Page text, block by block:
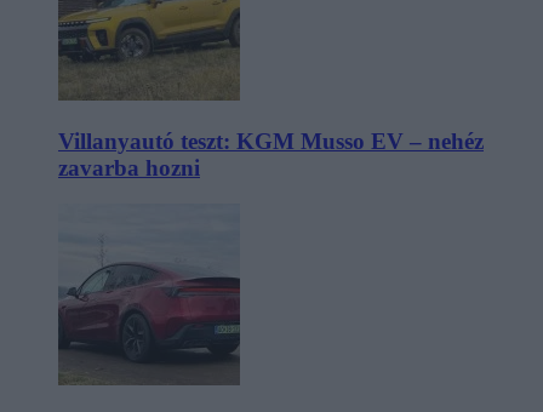
Villanyautó teszt: KGM Musso EV – nehéz
zavarba hozni